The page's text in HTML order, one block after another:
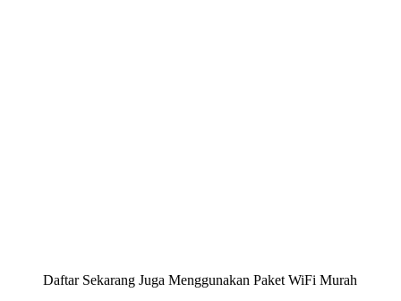
Daftar Sekarang Juga Menggunakan Paket WiFi Murah